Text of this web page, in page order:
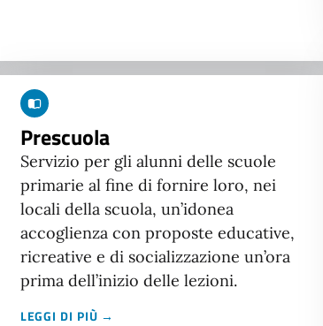
Prescuola
Servizio per gli alunni delle scuole
primarie al fine di fornire loro, nei
locali della scuola, un’idonea
accoglienza con proposte educative,
ricreative e di socializzazione un’ora
prima dell’inizio delle lezioni.
LEGGI DI PIÙ →